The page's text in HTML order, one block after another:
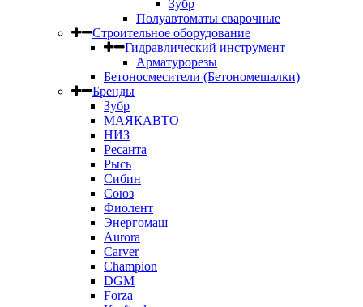
Зубр
Полуавтоматы сварочные
Строительное оборудование
Гидравлический инструмент
Арматурорезы
Бетоносмесители (Бетономешалки)
Бренды
Зубр
МАЯКАВТО
НИЗ
Ресанта
Рысь
Сибин
Союз
Фиолент
Энергомаш
Aurora
Carver
Champion
DGM
Forza